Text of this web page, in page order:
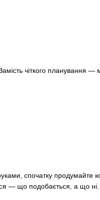
чіткого планування
спочатку продумайте
— що подобається, а що ні.